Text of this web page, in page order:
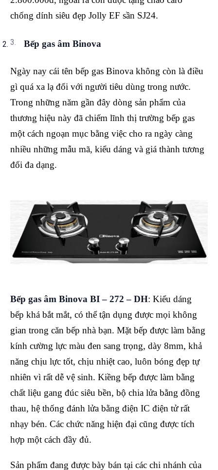
chống dính siêu đẹp Jolly EF sần SJ24.
Bếp gas âm Binova
Ngày nay cái tên bếp gas Binova không còn là điều
gì quá xa lạ đối với người tiêu dùng trong nước.
Trong những năm gần đây dòng sản phẩm của
thương hiệu này đã chiếm lĩnh thị trường bếp gas
một cách ngoạn mục bằng việc cho ra ngày càng
nhiều những mẫu mã, kiểu dáng và giá thành tương
đối đa dạng.
Bếp gas âm Binova BI – 272 – DH: Kiểu dáng
bếp khá bắt mắt, có thể tận dụng được mọi không
gian trong căn bếp nhà bạn. Mặt bếp được làm bằng
kính cường lực màu đen sang trọng, dày 8mm, khả
năng chịu lực tốt, chịu nhiệt cao, luôn bóng đẹp tự
nhiên vì rất dễ vệ sinh. Kiềng bếp được làm bằng
chất liệu gang đúc siêu bền, bộ chia lửa bằng đồng
thau, hệ thống đánh lửa bằng điện IC điện tử rất
nhạy bén. Các chức năng hiện đại cũng được tích
hợp một cách đầy đủ.
Sản phẩm đang được bày bán tại các chi nhánh của